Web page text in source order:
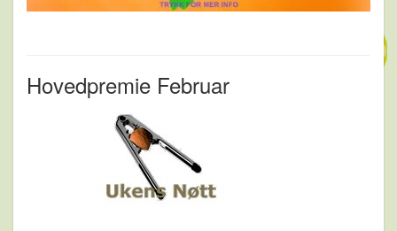
Hovedpremie Februar